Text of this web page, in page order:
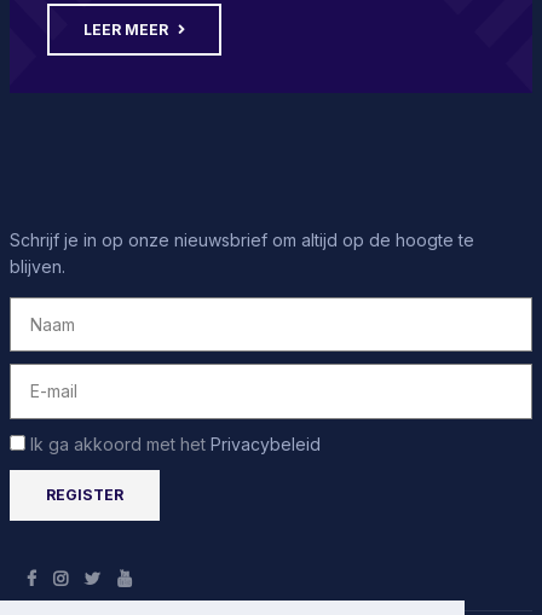
LEER MEER
Schrijf je in op onze nieuwsbrief om altijd op de hoogte te
blijven.
Ik ga akkoord met het Privacybeleid